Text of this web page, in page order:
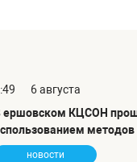
6 августа
ершовском КЦСОН
методов
новости